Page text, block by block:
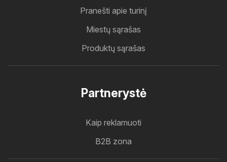
Pranešti apie turinį
Miestų sąrašas
Produktų sąrašas
Partnerystė
Kaip reklamuoti
B2B zona